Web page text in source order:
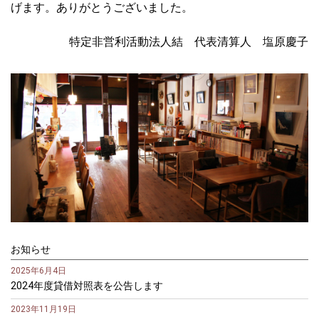
げます。ありがとうございました。
特定非営利活動法人結 代表清算人 塩原慶子
お知らせ
2025年6月4日
2024年度貸借対照表を公告します
2023年11月19日